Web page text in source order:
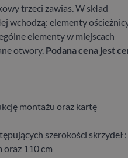
trzeci zawias. W skład
wchodzą: elementy
elementy w miejscach
otwory. Podana cena jest
montażu oraz kartę
szerokości skrzydeł
oraz 110 cm